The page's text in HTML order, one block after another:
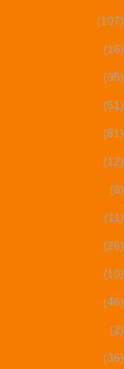
(107)
(16)
(95)
(51)
(81)
(12)
(8)
(11)
(26)
(10)
(46)
(2)
(36)